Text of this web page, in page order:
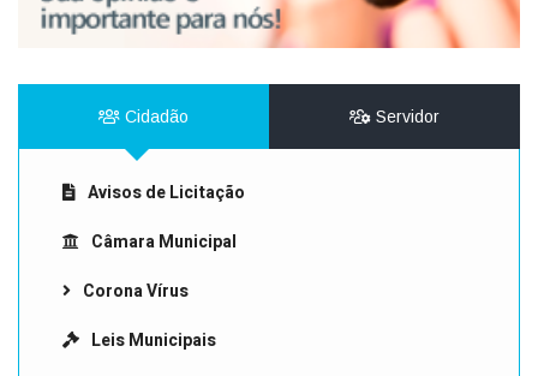
Cidadão Servidor
Avisos de Licitação
Câmara Municipal
Corona Vírus
Leis Municipais